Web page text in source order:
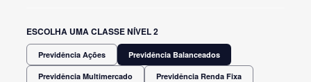
ESCOLHA UMA CLASSE NÍVEL 2
Previdência Ações Previdência Balanceados
Previdência Multimercado Previdência Renda Fixa